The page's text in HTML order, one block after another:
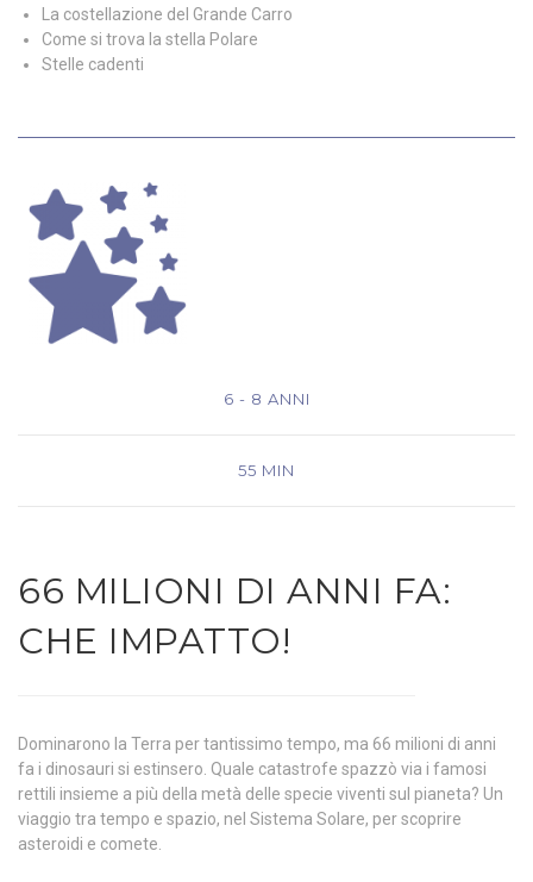
La costellazione del Grande Carro
Come si trova la stella Polare
Stelle cadenti
6 - 8 ANNI
55 MIN
66 MILIONI DI ANNI FA:
CHE IMPATTO!
Dominarono la Terra per tantissimo tempo, ma 66 milioni di anni
fa i dinosauri si estinsero. Quale catastrofe spazzò via i famosi
rettili insieme a più della metà delle specie viventi sul pianeta? Un
viaggio tra tempo e spazio, nel Sistema Solare, per scoprire
asteroidi e comete.